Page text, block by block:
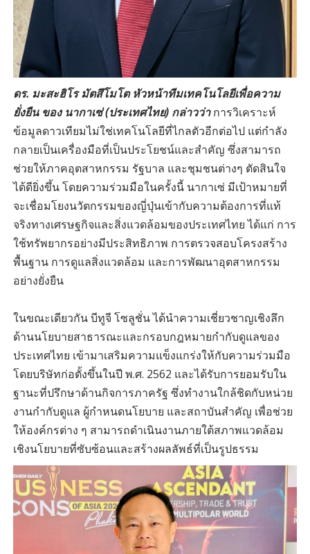
ดร. มะสะฮิโร มัตสึโมโต หัวหน้าทีมเทคโนโลยีเพื่อความ
ยั่งยืน ของ นากาเซ่ (ประเทศไทย) กล่าวว่าการวิเคราะห์
ข้อมูลดาวเทียมไม่ใช่เทคโนโลยีที่ไกลตัวอีกต่อไป แต่กำลัง
กลายเป็นเครื่องมือที่เป็นประโยชน์และสำคัญ ซึ่งสามารถ
ช่วยให้ภาคอุตสาหกรรม รัฐบาล และชุมชนต่างๆ ตัดสินใจ
ได้ดียิ่งขึ้น โดยความร่วมมือในครั้งนี้ นากาเซ่ มีเป้าหมายที่
จะเชื่อมโยงนวัตกรรมของญี่ปุ่นเข้ากับความต้องการที่แท้
จริงทางเศรษฐกิจและสิ่งแวดล้อมของประเทศไทย ได้แก่ การ
ใช้ทรัพยากรอย่างมีประสิทธิภาพ การตรวจสอบโครงสร้าง
พื้นฐาน การดูแลสิ่งแวดล้อม และการพัฒนาอุตสาหกรรม
อย่างยั่งยืน
ในขณะเดียวกัน บีทูจี โซลูชั่น ได้นำความเชี่ยวชาญเชิงลึก
ด้านนโยบายสาธารณะและกรอบกฎหมายกำกับดูแลของ
ประเทศไทย เข้ามาเสริมความแข็งแกร่งให้กับความร่วมมือ
โดยบริษัทก่อตั้งขึ้นในปี พ.ศ. 2562 และได้รับการยอมรับใน
ฐานะที่ปรึกษาด้านกิจการภาครัฐ ซึ่งทำงานใกล้ชิดกับหน่วย
งานกำกับดูแล ผู้กำหนดนโยบาย และสถาบันสำคัญ เพื่อช่วย
ให้องค์กรต่าง ๆ สามารถดำเนินงานภายใต้สภาพแวดล้อม
เชิงนโยบายที่ซับซ้อนและสร้างผลลัพธ์ที่เป็นรูปธรรม